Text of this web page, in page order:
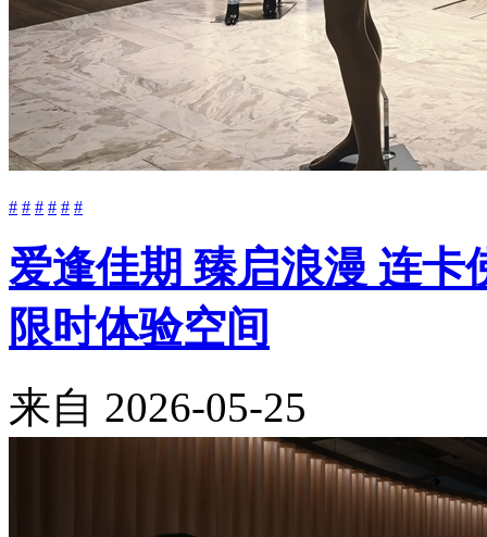
# # # # # #
爱逢佳期 臻启浪漫 连卡
限时体验空间
来自 2026-05-25